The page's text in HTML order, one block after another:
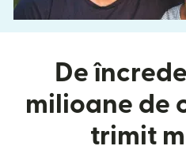
De
milioane de
trimit